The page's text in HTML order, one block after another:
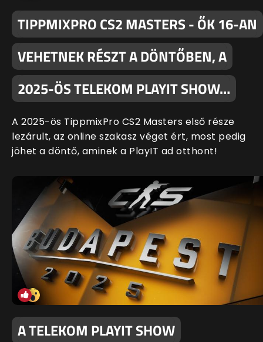
TIPPMIXPRO CS2 MASTERS - ŐK 16-AN
VEHETNEK RÉSZT A DÖNTŐBEN, A
2025-ÖS TELEKOM PLAYIT SHOW…
A 2025-ös TippmixPro CS2 Masters első része
lezárult, az online szakasz véget ért, most pedig
jöhet a döntő, aminek a PlayIT ad otthont!
A TELEKOM PLAYIT SHOW